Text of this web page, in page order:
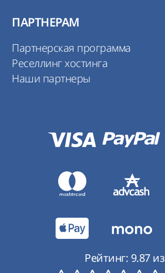
ПАРТНЕРАМ
Партнерская программа
Реселлинг хостинга
Наши партнеры
Рейтинг: 9.87из